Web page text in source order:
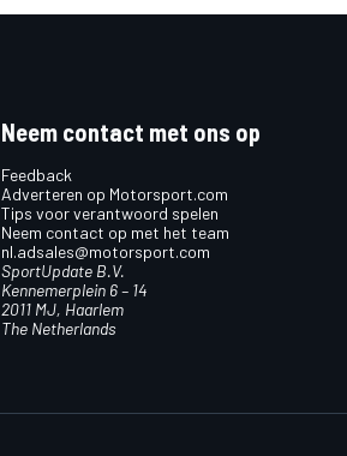
Neem contact met ons op
Feedback
Adverteren op Motorsport.com
Tips voor verantwoord spelen
Neem contact op met het team
nl.adsales@motorsport.com
SportUpdate B.V.
Kennemerplein 6 – 14
2011 MJ, Haarlem
The Netherlands